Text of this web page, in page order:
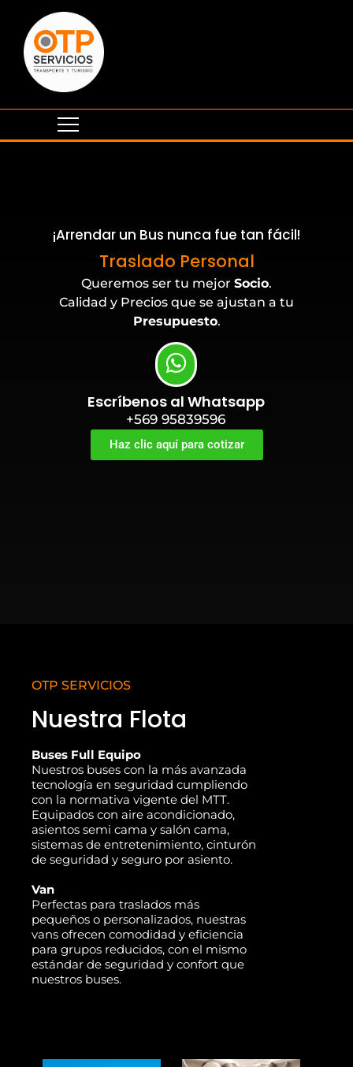
¡Arrendar un Bus nunca fue tan fácil!
Traslado Personal
Eventos Corporativos
Queremos ser tu mejor Socio.
Calidad y Precios que se ajustan a tu
Presupuesto.
Escríbenos al Whatsapp
+569 95839596
Haz clic aquí para cotizar
OTP SERVICIOS
Nuestra Flota
Buses Full Equipo
Nuestros buses con la más avanzada
tecnología en seguridad cumpliendo
con la normativa vigente del MTT.
Equipados con aire acondicionado,
asientos semi cama y salón cama,
sistemas de entretenimiento, cinturón
de seguridad y seguro por asiento.
Van
Perfectas para traslados más
pequeños o personalizados, nuestras
vans ofrecen comodidad y eficiencia
para grupos reducidos, con el mismo
estándar de seguridad y confort que
nuestros buses.